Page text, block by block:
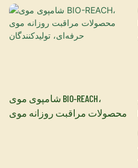
شامپوی موی BIO-REACH،
محصولات مراقبت روزانه موی